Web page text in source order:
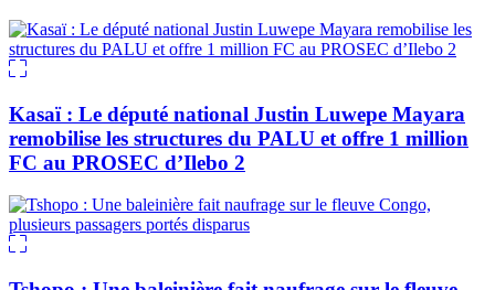
Kasaï : Le député national Justin Luwepe Mayara
remobilise les structures du PALU et offre 1 million
FC au PROSEC d’Ilebo 2